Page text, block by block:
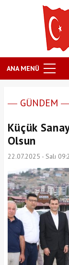
ANA MENÜ
GÜNDEM
Küçük
Olsun
22.07.2025 - Salı